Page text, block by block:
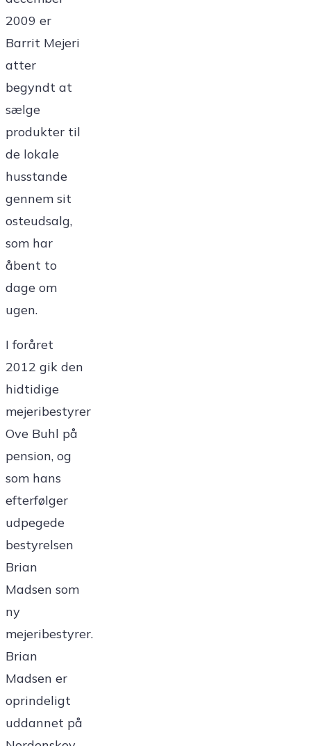
2009 er
Barrit Mejeri
atter
begyndt at
sælge
produkter til
de lokale
husstande
gennem sit
osteudsalg,
som har
åbent to
dage om
ugen.
I foråret
2012 gik den
hidtidige
mejeribestyrer
Ove Buhl på
pension, og
som hans
efterfølger
udpegede
bestyrelsen
Brian
Madsen som
ny
mejeribestyrer.
Brian
Madsen er
oprindeligt
uddannet på